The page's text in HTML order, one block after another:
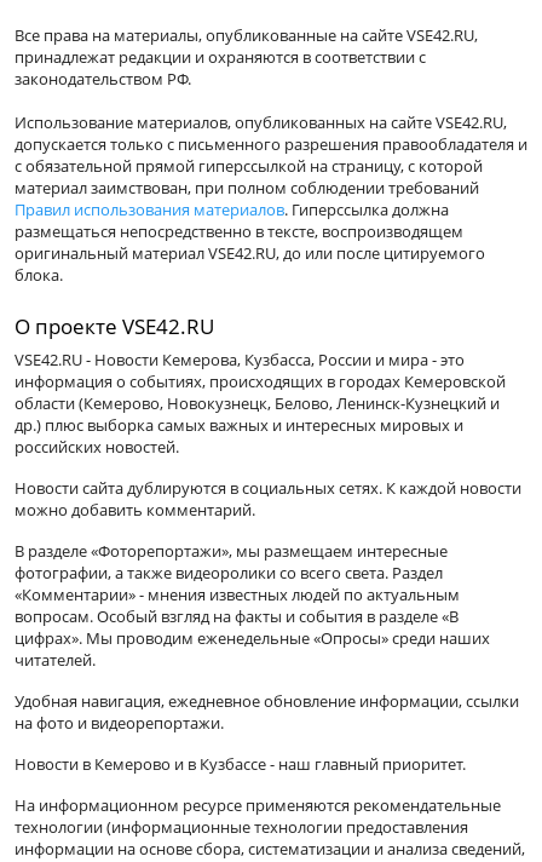
Все права на материалы, опубликованные на сайте VSE42.RU,
принадлежат редакции и охраняются в соответствии с
законодательством РФ.
Использование материалов, опубликованных на сайте VSE42.RU,
допускается только с письменного разрешения правообладателя и
с обязательной прямой гиперссылкой на страницу, с которой
материал заимствован, при полном соблюдении требований
Правил использования материалов. Гиперссылка должна
размещаться непосредственно в тексте, воспроизводящем
оригинальный материал VSE42.RU, до или после цитируемого
блока.
О проекте VSE42.RU
VSE42.RU - Новости Кемерова, Кузбасса, России и мира - это
информация о событиях, происходящих в городах Кемеровской
области (Кемерово, Новокузнецк, Белово, Ленинск-Кузнецкий и
др.) плюс выборка самых важных и интересных мировых и
российских новостей.
Новости сайта дублируются в социальных сетях. К каждой новости
можно добавить комментарий.
В разделе «Фоторепортажи», мы размещаем интересные
фотографии, а также видеоролики со всего света. Раздел
«Комментарии» - мнения известных людей по актуальным
вопросам. Особый взгляд на факты и события в разделе «В
цифрах». Мы проводим еженедельные «Опросы» среди наших
читателей.
Удобная навигация, ежедневное обновление информации, ссылки
на фото и видеорепортажи.
Новости в Кемерово и в Кузбассе - наш главный приоритет.
На информационном ресурсе применяются рекомендательные
технологии (информационные технологии предоставления
информации на основе сбора, систематизации и анализа сведений,